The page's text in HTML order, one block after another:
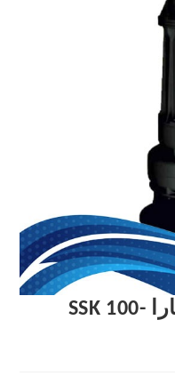
پمپ لجن کش چدنی ابارا SSK 100-